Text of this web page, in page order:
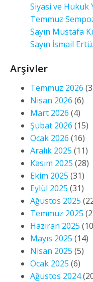
Siyasi ve Hukuk
Temmuz
Sayın Mustafa
Sayın İsmail
Arşivler
Temmuz 2026
Nisan 2026 (6)
Mart 2026 (4)
Şubat 2026 (15)
Ocak 2026 (16)
Aralık 2025 (11)
Kasım 2025 (28)
Ekim 2025 (31)
Eylül 2025 (31)
Ağustos 2025
Temmuz 2025
Haziran 2025
Mayıs 2025 (14)
Nisan 2025 (5)
Ocak 2025 (6)
Ağustos 2024